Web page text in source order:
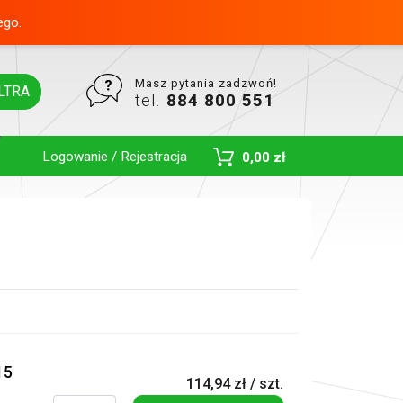
Masz pytania zadzwoń!
tel. 884 800 551
Logowanie / Rejestracja 0,00 zł
Toggle Dropdown
114,94 zł / szt.